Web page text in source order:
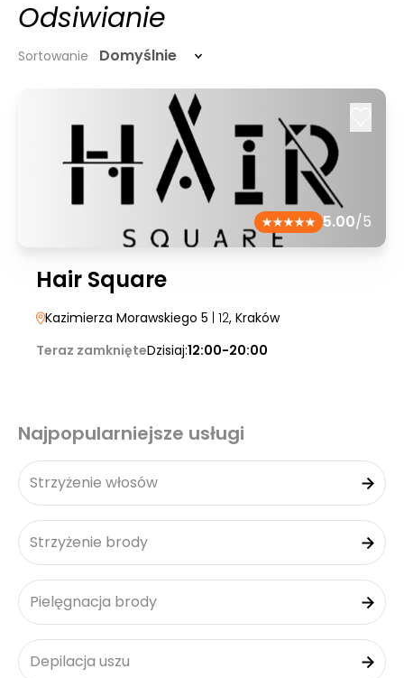
Odsiwianie
Sortowanie Domyślnie
5.00/5
Hair Square
Kazimierza Morawskiego 5 | 12, Kraków
Teraz zamknięteDzisiaj:12:00-20:00
Najpopularniejsze usługi
Strzyżenie włosów
Strzyżenie brody
Pielęgnacja brody
Depilacja uszu